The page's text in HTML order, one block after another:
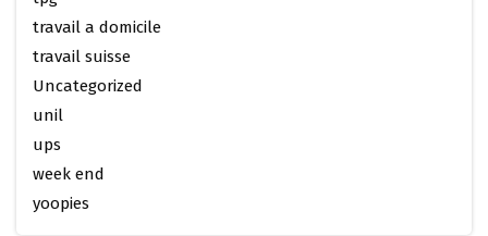
travail a domicile
travail suisse
Uncategorized
unil
ups
week end
yoopies